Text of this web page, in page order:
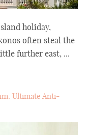
holiday,
often steal the
further east, ...
Ultimate Anti-